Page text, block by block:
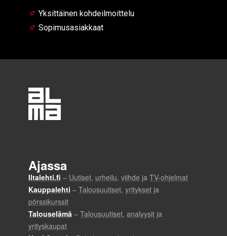
Yksittäinen kohdeilmoittelu
Sopimusasiakkaat